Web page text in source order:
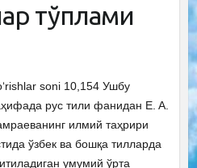
тўплами
soni 10,154 Ушбу
рус тили фанидан E. A.
илмий таҳрири
ўзбек ва бошқа тилларда
умумий ўрта